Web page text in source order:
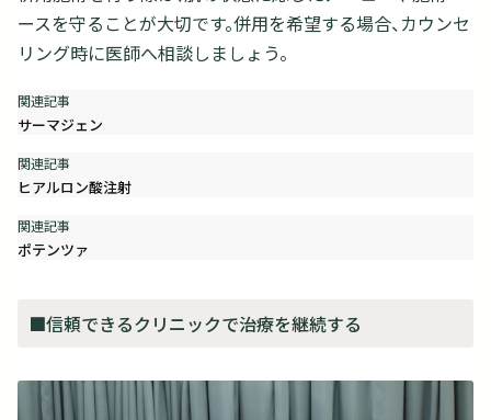
ースを守ることが大切です。併用を希望する場合、カウンセ
リング時に医師へ相談しましょう。
サーマジェン
ヒアルロン酸注射
ポテンツァ
■信頼できるクリニックで治療を継続する